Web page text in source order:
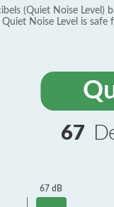
(Quiet Noise
Quiet Noise Level is
67
67 dB